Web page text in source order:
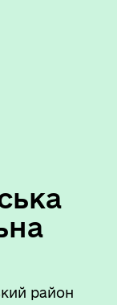
район